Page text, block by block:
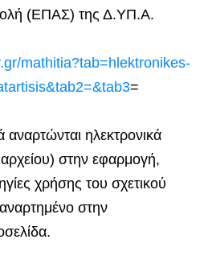
(ΕΠΑΣ) της Δ.ΥΠ.Α.
mathitia?tab=hlektronikes-
=
αναρτώνται ηλεκτρονικά
στην εφαρμογή,
χρήσης του σχετικού
αναρτημένο στην